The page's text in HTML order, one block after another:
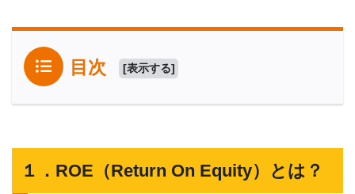
目次 [表示する]
１．ROE（Return On Equity）とは？